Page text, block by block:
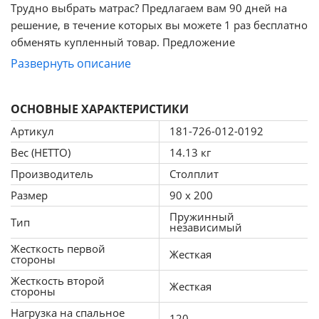
Трудно выбрать матрас? Предлагаем вам 90 дней на
решение, в течение которых вы можете 1 раз бесплатно
обменять купленный товар. Предложение
действительно только в регионах Москва и Московская
Главные особенности
Матрас Столплит Корсика-Лорд - удачный выбор для
оснащения кровати для взрослого. Изделие имеет
одинаково жесткие верхнюю и нижнюю стороны,
обладает ортопедическим эффектом.
Основу матраса по недорогой цене составляет
независимая пружинная система. Именно
благодаря такому решению изделие:
Развернуть описание
ОСНОВНЫЕ ХАРАКТЕРИСТИКИ
Артикул
181-726-012-0192
Вес (НЕТТО)
14.13 кг
Производитель
Столплит
Размер
90 x 200
Тип
Пружинный
независимый
Жесткость первой
стороны
Жесткая
Жесткость второй
стороны
Жесткая
Нагрузка на спальное